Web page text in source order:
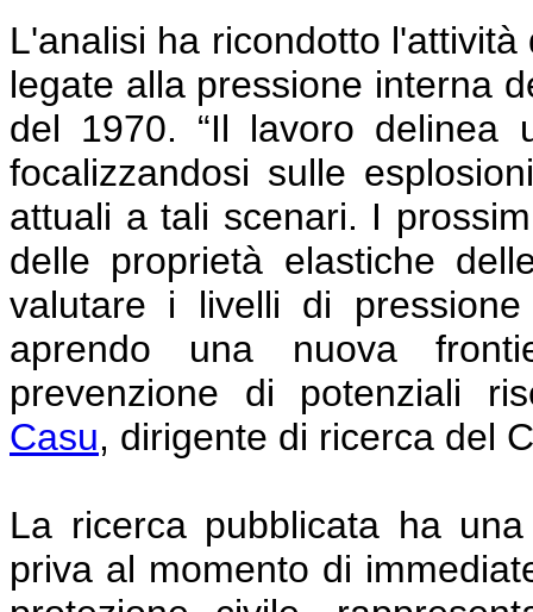
L'analisi ha ricondotto
legate alla pressione interna
del 1970. “Il lavoro delinea
focalizzandosi sulle
attuali a tali scenari. I
delle proprietà elastiche
valutare i livelli di
aprendo una nuova
prevenzione di potenziali
Casu, dirigente di ricerca del
La ricerca pubblicata ha
priva al momento di